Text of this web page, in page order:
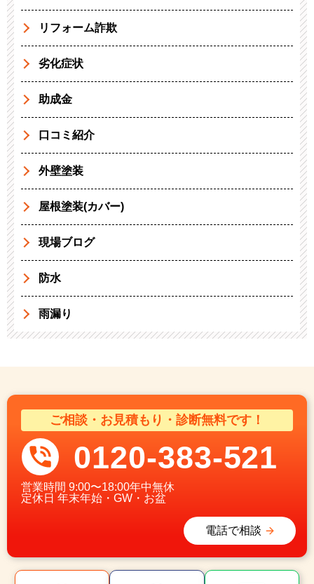
リフォーム詐欺
劣化症状
助成金
口コミ紹介
外壁塗装
屋根塗装(カバー)
現場ブログ
防水
雨漏り
ご相談・お見積もり・診断無料です！
0120-383-521
営業時間 9:00〜18:00年中無休
定休日 年末年始・GW・お盆
電話で相談